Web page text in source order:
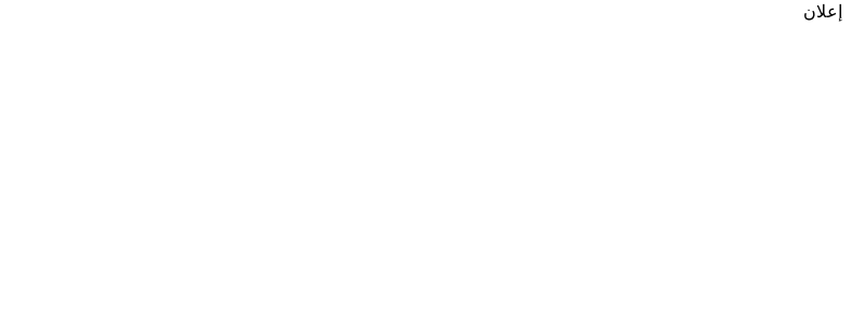
إعلان